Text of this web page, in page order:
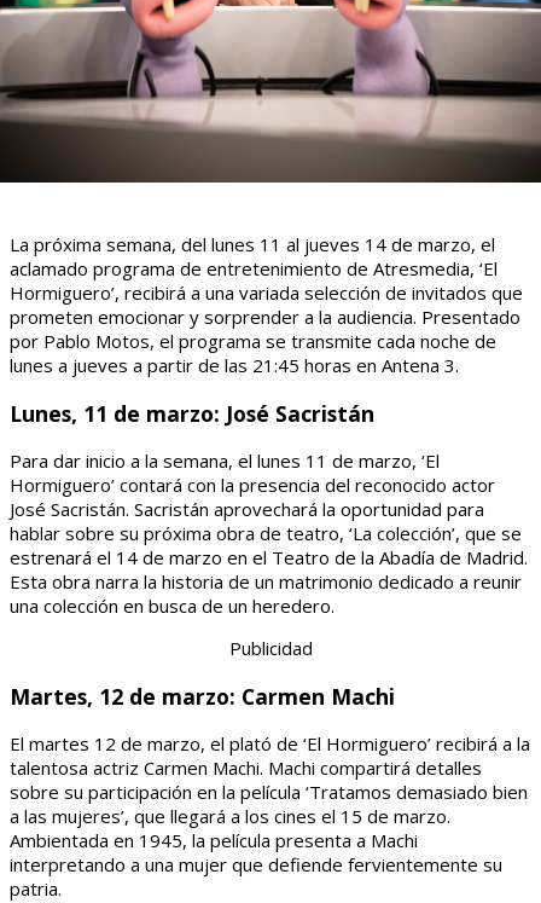
La próxima semana, del lunes 11 al jueves 14 de marzo, el
aclamado programa de entretenimiento de Atresmedia, ‘El
Hormiguero’, recibirá a una variada selección de invitados que
prometen emocionar y sorprender a la audiencia. Presentado
por Pablo Motos, el programa se transmite cada noche de
lunes a jueves a partir de las 21:45 horas en Antena 3.
Lunes, 11 de marzo: José Sacristán
Para dar inicio a la semana, el lunes 11 de marzo, ‘El
Hormiguero’ contará con la presencia del reconocido actor
José Sacristán. Sacristán aprovechará la oportunidad para
hablar sobre su próxima obra de teatro, ‘La colección’, que se
estrenará el 14 de marzo en el Teatro de la Abadía de Madrid.
Esta obra narra la historia de un matrimonio dedicado a reunir
una colección en busca de un heredero.
Publicidad
Martes, 12 de marzo: Carmen Machi
El martes 12 de marzo, el plató de ‘El Hormiguero’ recibirá a la
talentosa actriz Carmen Machi. Machi compartirá detalles
sobre su participación en la película ‘Tratamos demasiado bien
a las mujeres’, que llegará a los cines el 15 de marzo.
Ambientada en 1945, la película presenta a Machi
interpretando a una mujer que defiende fervientemente su
patria.